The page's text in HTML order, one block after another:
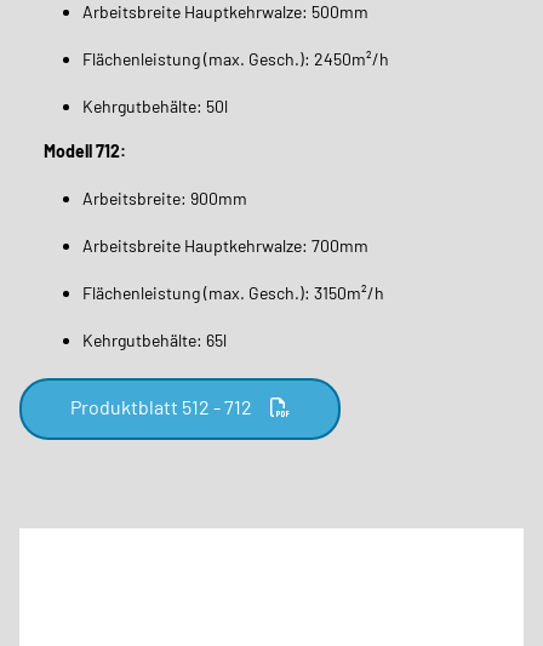
Arbeitsbreite Hauptkehrwalze: 500mm
Flächenleistung (max. Gesch.): 2450m²/h
Kehrgutbehälte: 50l
Modell 712:
Arbeitsbreite: 900mm
Arbeitsbreite Hauptkehrwalze: 700mm
Flächenleistung (max. Gesch.): 3150m²/h
Kehrgutbehälte: 65l
Produktblatt 512 - 712